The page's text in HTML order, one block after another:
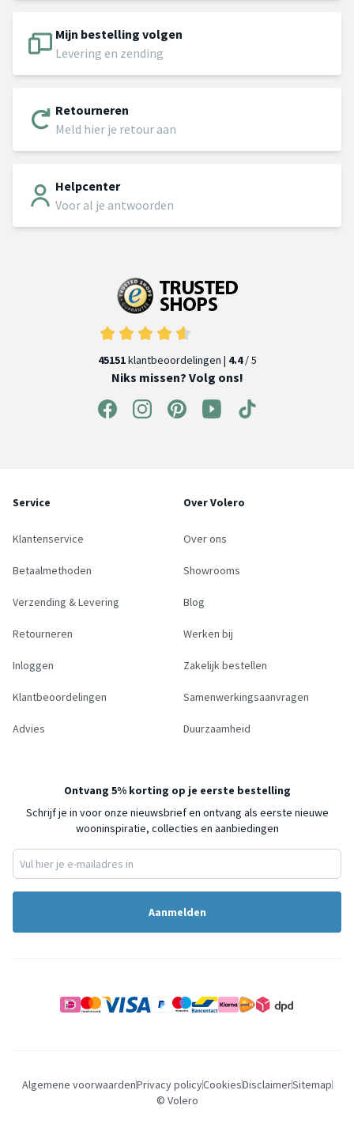
Mijn bestelling volgen
Levering en zending
Retourneren
Meld hier je retour aan
Helpcenter
Voor al je antwoorden
45151klantbeoordelingen | 4.4/ 5
Niks missen? Volg ons!
Service
Klantenservice
Betaalmethoden
Verzending & Levering
Retourneren
Inloggen
Klantbeoordelingen
Advies
Over Volero
Over ons
Showrooms
Blog
Werken bij
Zakelijk bestellen
Samenwerkingsaanvragen
Duurzaamheid
Ontvang 5% korting op je eerste bestelling
Schrijf je in voor onze nieuwsbrief en ontvang als eerste nieuwe
wooninspiratie, collecties en aanbiedingen
Aanmelden
Algemene voorwaardenPrivacy policyCookiesDisclaimerSitemap
© Volero